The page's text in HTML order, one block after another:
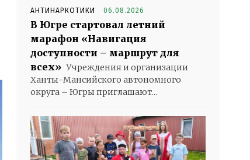
АНТИНАРКОТИКИ 06.08.2026
В Югре стартовал летний
марафон «Навигация
доступности – маршрут для
всех» Учреждения и организации
Ханты-Мансийского автономного
округа – Югры приглашают...